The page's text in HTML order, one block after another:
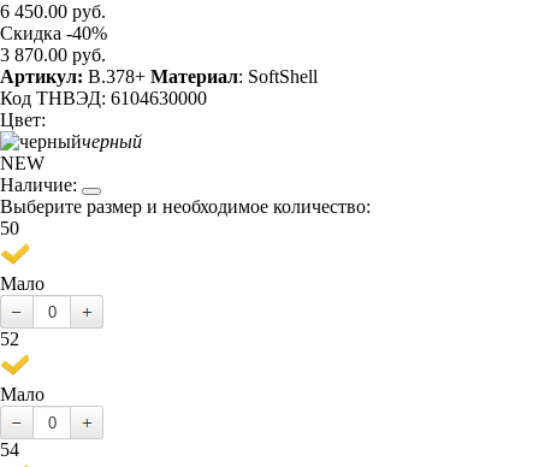
6 450.00 руб.
Скидка -40%
3 870.00 руб.
Артикул: B.378+ Материал: SoftShell
Код ТНВЭД: 6104630000
Цвет:
черный
NEW
Наличие:
Выберите размер и необходимое количество:
50
Мало
52
Мало
54